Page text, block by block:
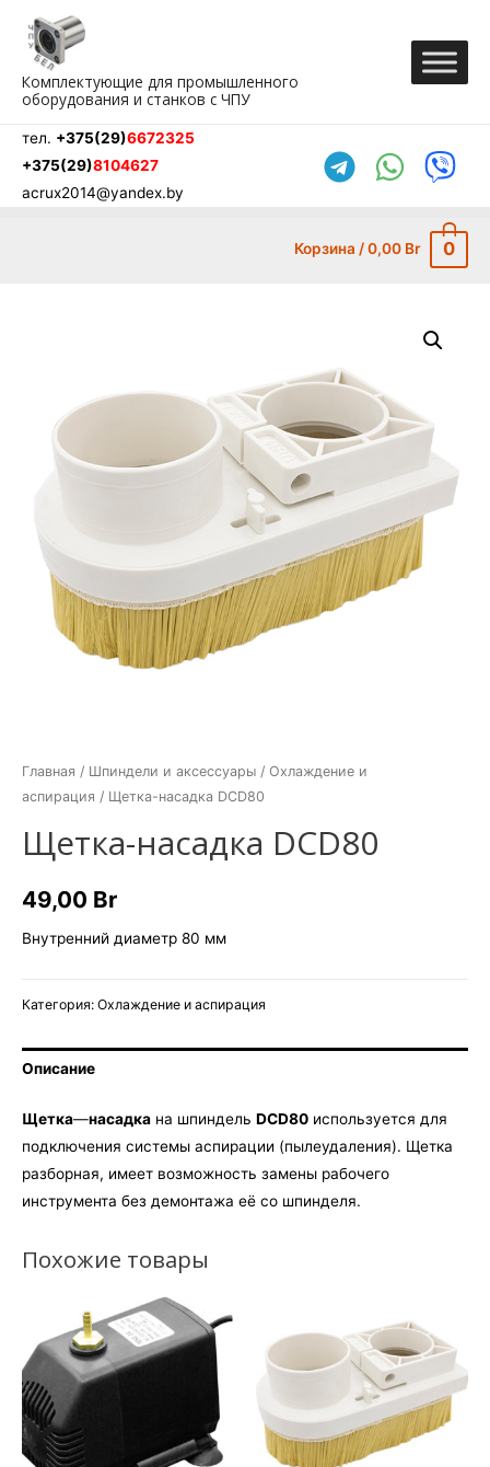
содержимому
Комплектующие для промышленного
оборудования и станков с ЧПУ
тел. +375(29)6672325
+375(29)8104627
acrux2014@yandex.by
Корзина /0,00 Br 0
Главная / Шпиндели и аксесcуары / Охлаждение и
аспирация / Щетка-насадка DCD80
Щетка-насадка DCD80
49,00 Br
Внутренний диаметр 80 мм
Категория: Охлаждение и аспирация
Описание
Щетка—насадка на шпиндель DCD80 используется для
подключения системы аспирации (пылеудаления). Щетка
разборная, имеет возможность замены рабочего
инструмента без демонтажа её со шпинделя.
Похожие товары